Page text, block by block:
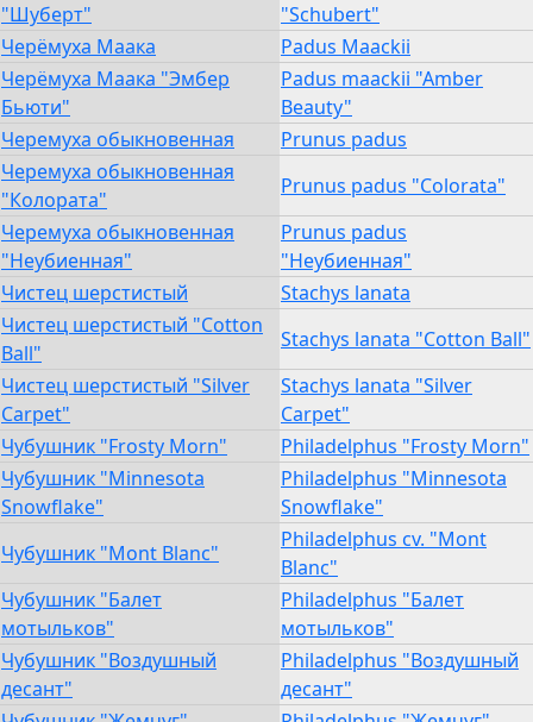
"Шуберт"
"Schubert"
Черёмуха Маака
Padus Maackii
Черёмуха Маака "Эмбер
Бьюти"
Padus maackii "Amber
Beauty"
Черемуха обыкновенная
Prunus padus
Черемуха обыкновенная
"Колората"
Prunus padus "Colorata"
Черемуха обыкновенная
"Неубиенная"
Prunus padus
"Неубиенная"
Чистец шерстистый
Stachys lanata
Чистец шерстистый "Cotton
Ball"
Stachys lanata "Cotton Ball"
Чистец шерстистый "Silver
Carpet"
Stachys lanata "Silver
Carpet"
Чубушник "Frosty Morn"
Philadelphus "Frosty Morn"
Чубушник "Minnesota
Snowflake"
Philadelphus "Minnesota
Snowflake"
Чубушник "Mont Blanc"
Philadelphus cv. "Mont
Blanc"
Чубушник "Балет
мотыльков"
Philadelphus "Балет
мотыльков"
Чубушник "Воздушный
десант"
Philadelphus "Воздушный
десант"